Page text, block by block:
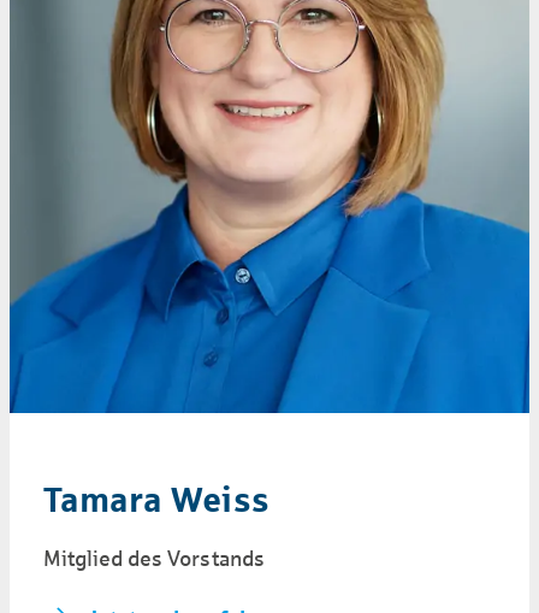
Tamara Weiss
Mitglied des Vorstands